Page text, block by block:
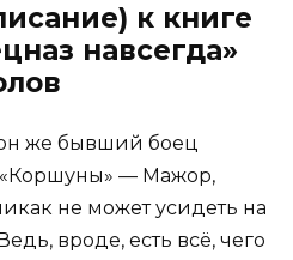
к книге
навсегда»
же бывший боец
— Мажор,
не может усидеть на
вроде, есть всё, чего